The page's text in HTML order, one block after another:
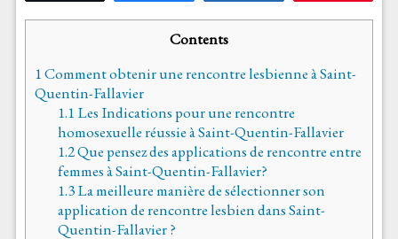
Contents
1Comment obtenir une rencontre lesbienne à Saint-
Quentin-Fallavier
1.1 Les Indications pour une rencontre
homosexuelle réussie à Saint-Quentin-Fallavier
1.2Que pensez des applications de rencontre entre
femmes à Saint-Quentin-Fallavier?
1.3La meilleure manière de sélectionner son
application de rencontre lesbien dans Saint-
Quentin-Fallavier ?